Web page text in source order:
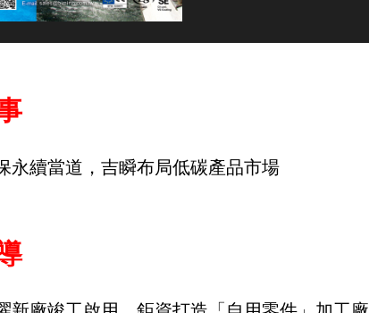
永續當道，吉瞬布局低碳產品市場